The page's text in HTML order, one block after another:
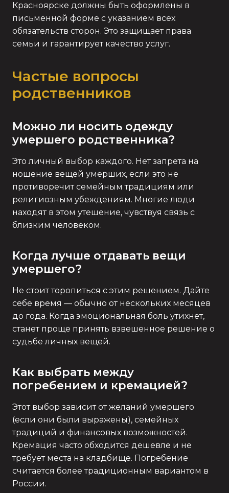
Красноярске должны быть оформлены в
письменной форме с указанием всех
обязательств сторон. Это защищает права
семьи и гарантирует качество услуг.
Частые вопросы
родственников
Можно ли носить одежду
умершего родственника?
Это личный выбор каждого. Нет запрета на
ношение вещей умерших, если это не
противоречит семейным традициям или
религиозным убеждениям. Многие люди
находят в этом утешение, чувствуя связь с
близким человеком.
Когда лучше отдавать вещи
умершего?
Не стоит торопиться с этим решением. Дайте
себе время — обычно от нескольких месяцев
до года. Когда эмоциональная боль утихнет,
станет проще принять взвешенное решение о
судьбе личных вещей.
Как выбрать между
погребением и кремацией?
Этот выбор зависит от желаний умершего
(если они были выражены), семейных
традиций и финансовых возможностей.
Кремация часто обходится дешевле и не
требует места на кладбище. Погребение
считается более традиционным вариантом в
России.